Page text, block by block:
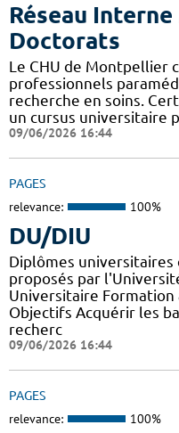
Réseau
Doctorats
Le CHU de Montpellier
professionnels
recherche en soins.
un cursus universitaire
09/06/2026 16:44
PAGES
relevance: 100%
DU/DIU
Diplômes
proposés par
Universitaire Formation
Objectifs Acquérir les
recherc
09/06/2026 16:44
PAGES
relevance: 100%